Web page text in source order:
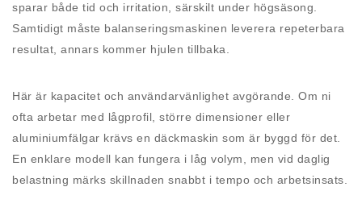
sparar både tid och irritation, särskilt under högsäsong.
Samtidigt måste balanseringsmaskinen leverera repeterbara
resultat, annars kommer hjulen tillbaka.
Här är kapacitet och användarvänlighet avgörande. Om ni
ofta arbetar med lågprofil, större dimensioner eller
aluminiumfälgar krävs en däckmaskin som är byggd för det.
En enklare modell kan fungera i låg volym, men vid daglig
belastning märks skillnaden snabbt i tempo och arbetsinsats.